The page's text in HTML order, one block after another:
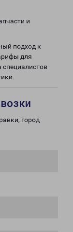
и
подход к
для
город